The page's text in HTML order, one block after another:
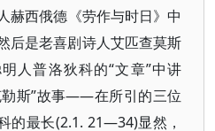
赫西俄德《劳作与时日》中
后是老喜剧诗人艾匹查莫斯
人普洛狄科的“文章”中讲
勒斯”故事——在所引的三位
的最长(2.1. 21—34)显然，